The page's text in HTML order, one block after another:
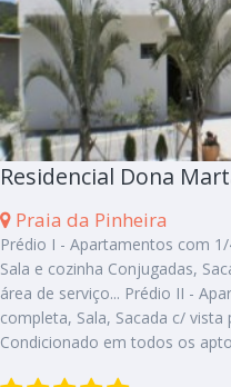
Residencial Dona
Praia da Pinheira
Prédio I - Apartamentos com
Sala e cozinha Conjugadas,
área de serviço... Prédio II -
completa, Sala, Sacada c/
Condicionado em todos os